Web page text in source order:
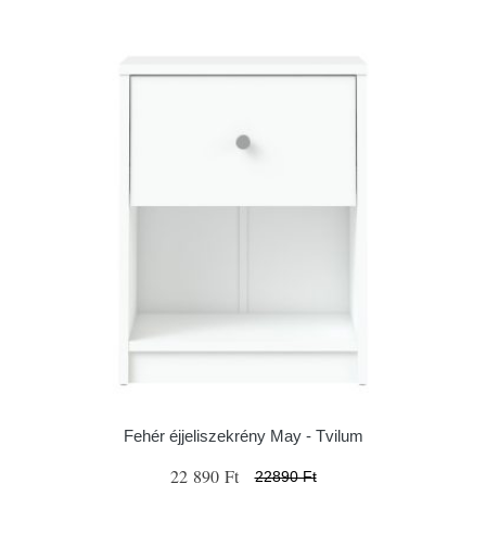
Fehér éjjeliszekrény May - Tvilum
22 890 Ft 22890 Ft